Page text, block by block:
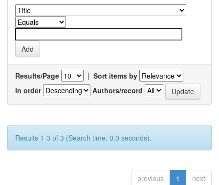
Results/Page | Sort items by
In order
Authors/record
Results 1-3 of 3 (Search time: 0.0 seconds).
previous 1 next